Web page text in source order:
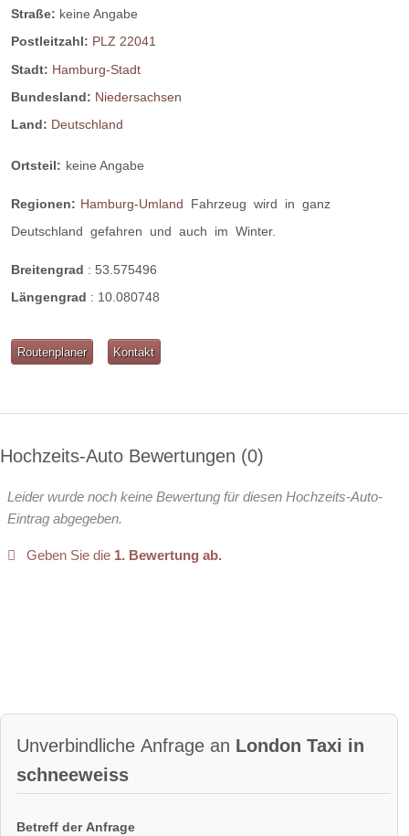
Straße: keine Angabe
Postleitzahl: PLZ 22041
Stadt: Hamburg-Stadt
Bundesland: Niedersachsen
Land: Deutschland
Ortsteil: keine Angabe
Regionen: Hamburg-Umland Fahrzeug wird in ganz
Deutschland gefahren und auch im Winter.
Breitengrad : 53.575496
Längengrad : 10.080748
Routenplaner Kontakt
Hochzeits-Auto Bewertungen 0
Leider wurde noch keine Bewertung für diesen Hochzeits-Auto-
Eintrag abgegeben.
Geben Sie die 1. Bewertung ab.
Unverbindliche Anfrage an London Taxi in
schneeweiss
Betreff der Anfrage